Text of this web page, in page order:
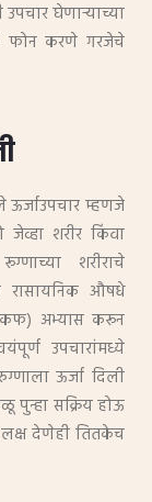
घेणाऱ्याच्या
फोन करणे गरजेचे
ऊर्जाउपचार म्हणजे
शरीर किंवा
शरीराचे
रासायनिक औषधे
कफ) अभ्यास करून
उपचारांमध्ये
ऊर्जा दिली
पुन्हा सक्रिय होऊ
देणेही तितकेच